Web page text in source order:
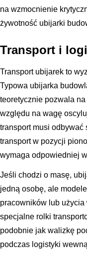
na wzmocnienie
żywotność ubijarki
Transport i
Transport ubijarek to
Typowa ubijarka
teoretycznie pozwala
względu na wagę
transport musi
transport w pozycji
wymaga odpowiedniej
Jeśli chodzi o masę,
jedną osobę, ale
pracowników lub
specjalne rolki
podobnie jak walizkę
podczas logistyki